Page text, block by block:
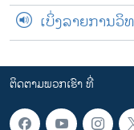
ເບິ່ງລາຍການວິ
ຕິດຕາມພວກເຮົາ ທີ່